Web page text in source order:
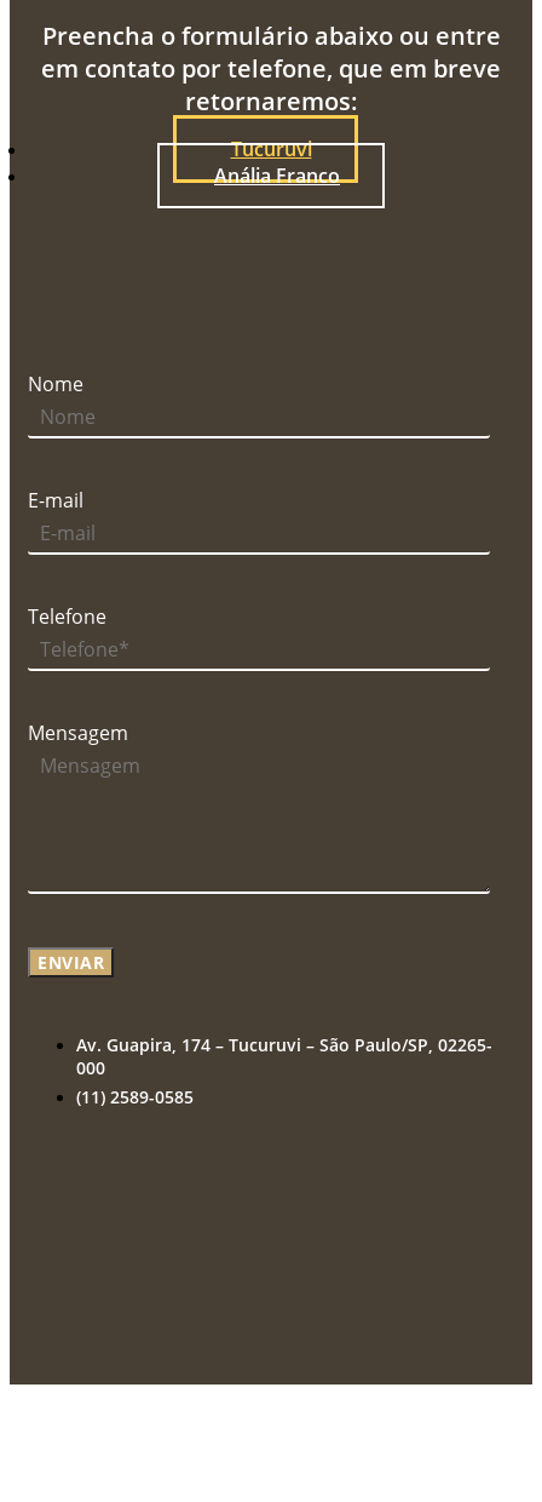
Preencha o formulário abaixo ou entre
em contato por telefone, que em breve
retornaremos:
Tucuruvi
Anália Franco
Nome
E-mail
Telefone
Mensagem
ENVIAR
Av. Guapira, 174 – Tucuruvi – São Paulo/SP, 02265-
000
(11) 2589-0585